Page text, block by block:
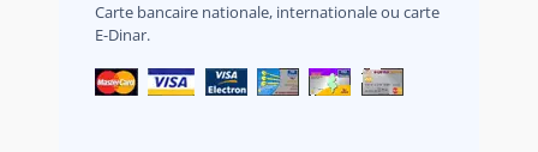
Carte bancaire nationale, internationale ou carte
E-Dinar.